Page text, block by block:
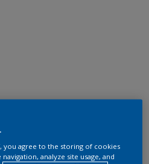
you agree to the storing of cookies
analyze site usage, and